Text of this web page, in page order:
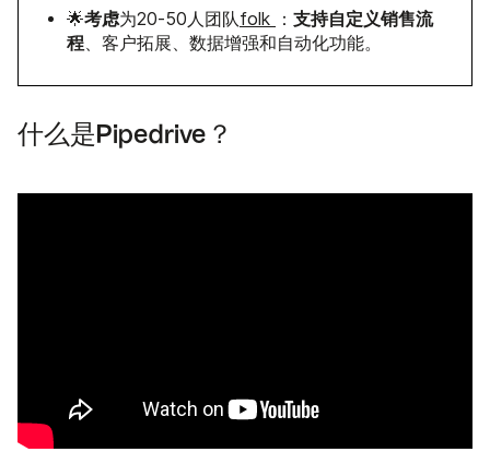
🌟考虑为20-50人团队folk ： 支持自定义销售流
程 、客户拓展、数据增强和自动化功能。
什么是Pipedrive？